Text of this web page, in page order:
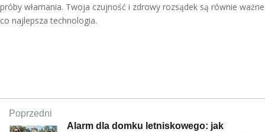
próby włamania. Twoja czujność i zdrowy rozsądek są równie ważne
co najlepsza technologia.
Poprzedni
Alarm dla domku letniskowego: jak